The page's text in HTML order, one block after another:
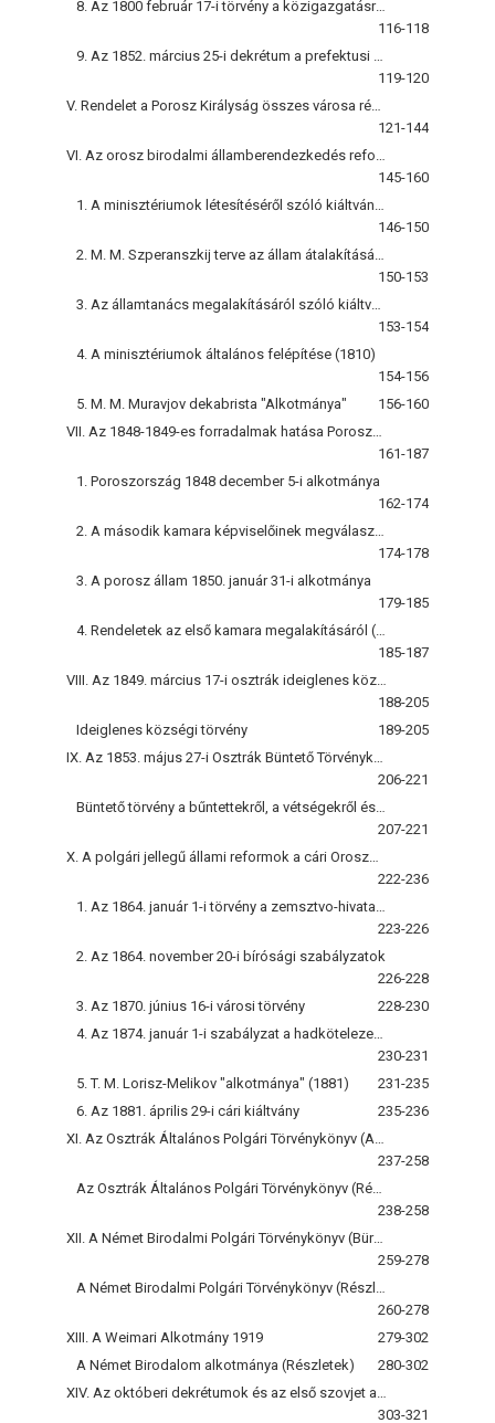
8. Az 1800 február 17-i törvény a közigazgatásról
116-118
119-120
121-144
145-160
146-150
150-153
153-154
4. A minisztériumok általános felépítése (1810)
154-156
5. M. M. Muravjov dekabrista "Alkotmánya"
156-160
161-187
1. Poroszország 1848 december 5-i alkotmánya
162-174
174-178
3. A porosz állam 1850. január 31-i alkotmánya
179-185
185-187
188-205
Ideiglenes községi törvény
189-205
206-221
207-221
222-236
223-226
2. Az 1864. november 20-i bírósági szabályzatok
226-228
3. Az 1870. június 16-i városi törvény
228-230
230-231
5. T. M. Lorisz-Melikov "alkotmánya" (1881)
231-235
6. Az 1881. április 29-i cári kiáltvány
235-236
237-258
238-258
XII. A Német Birodalmi Polgári Törvénykönyv (Bürgerliches Gesetzbuch)
259-278
260-278
XIII. A Weimari Alkotmány 1919
279-302
A Német Birodalom alkotmánya (Részletek)
280-302
303-321